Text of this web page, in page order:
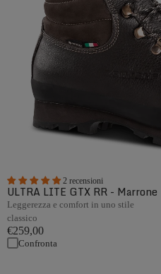
2 recensioni
ULTRA LITE GTX RR - Marrone
Leggerezza e comfort in uno stile
classico
€259,00
Confronta